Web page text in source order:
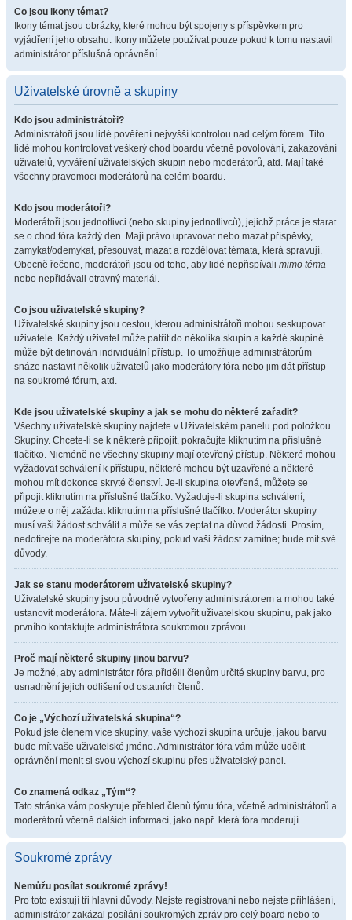
Co jsou ikony témat?
Ikony témat jsou obrázky, které mohou být spojeny s příspěvkem pro
vyjádření jeho obsahu. Ikony můžete používat pouze pokud k tomu nastavil
administrátor příslušná oprávnění.
Uživatelské úrovně a skupiny
Kdo jsou administrátoři?
Administrátoři jsou lidé pověření nejvyšší kontrolou nad celým fórem. Tito
lidé mohou kontrolovat veškerý chod boardu včetně povolování, zakazování
uživatelů, vytváření uživatelských skupin nebo moderátorů, atd. Mají také
všechny pravomoci moderátorů na celém boardu.
Kdo jsou moderátoři?
Moderátoři jsou jednotlivci (nebo skupiny jednotlivců), jejichž práce je starat
se o chod fóra každý den. Mají právo upravovat nebo mazat příspěvky,
zamykat/odemykat, přesouvat, mazat a rozdělovat témata, která spravují.
Obecně řečeno, moderátoři jsou od toho, aby lidé nepřispívali mimo téma
nebo nepřidávali otravný materiál.
Co jsou uživatelské skupiny?
Uživatelské skupiny jsou cestou, kterou administrátoři mohou seskupovat
uživatele. Každý uživatel může patřit do několika skupin a každé skupině
může být definován individuální přístup. To umožňuje administrátorům
snáze nastavit několik uživatelů jako moderátory fóra nebo jim dát přístup
na soukromé fórum, atd.
Kde jsou uživatelské skupiny a jak se mohu do některé zařadit?
Všechny uživatelské skupiny najdete v Uživatelském panelu pod položkou
Skupiny. Chcete-li se k některé připojit, pokračujte kliknutím na příslušné
tlačítko. Nicméně ne všechny skupiny mají otevřený přístup. Některé mohou
vyžadovat schválení k přístupu, některé mohou být uzavřené a některé
mohou mít dokonce skryté členství. Je-li skupina otevřená, můžete se
připojit kliknutím na příslušné tlačítko. Vyžaduje-li skupina schválení,
můžete o něj zažádat kliknutím na příslušné tlačítko. Moderátor skupiny
musí vaši žádost schválit a může se vás zeptat na důvod žádosti. Prosím,
nedotírejte na moderátora skupiny, pokud vaši žádost zamítne; bude mít své
důvody.
Jak se stanu moderátorem uživatelské skupiny?
Uživatelské skupiny jsou původně vytvořeny administrátorem a mohou také
ustanovit moderátora. Máte-li zájem vytvořit uživatelskou skupinu, pak jako
prvního kontaktujte administrátora soukromou zprávou.
Proč mají některé skupiny jinou barvu?
Je možné, aby administrátor fóra přidělil členům určité skupiny barvu, pro
usnadnění jejich odlišení od ostatních členů.
Co je „Výchozí uživatelská skupina“?
Pokud jste členem více skupiny, vaše výchozí skupina určuje, jakou barvu
bude mít vaše uživatelské jméno. Administrátor fóra vám může udělit
oprávnění menit si svou výchozí skupinu přes uživatelský panel.
Co znamená odkaz „Tým“?
Tato stránka vám poskytuje přehled členů týmu fóra, včetně administrátorů a
moderátorů včetně dalších informací, jako např. která fóra moderují.
Soukromé zprávy
Nemůžu posílat soukromé zprávy!
Pro toto existují tři hlavní důvody. Nejste registrovaní nebo nejste přihlášení,
administrátor zakázal posílání soukromých zpráv pro celý board nebo to